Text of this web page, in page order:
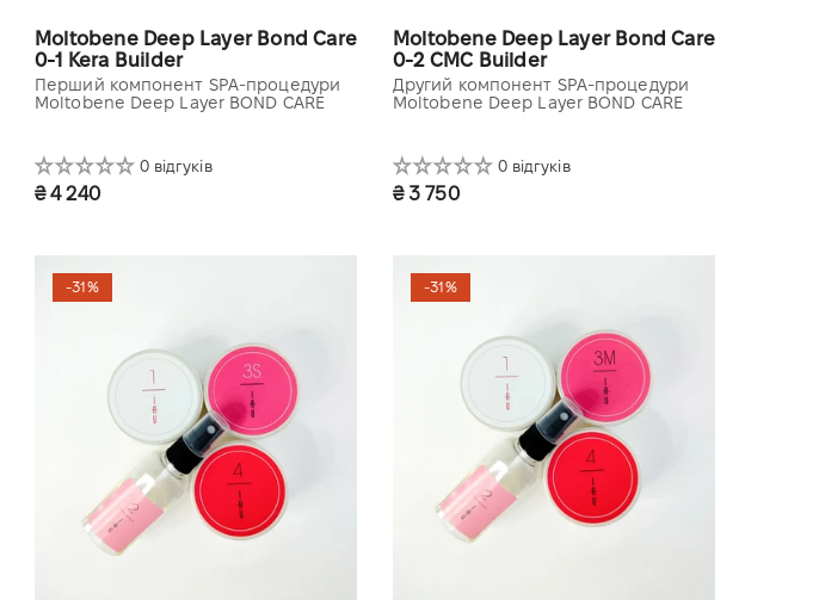
Moltobene Deep Layer Bond Care
0-1 Kera Builder
Перший компонент SPA-процедури
Moltobene Deep Layer BOND CARE
0 відгуків
₴ 4 240
Moltobene Deep Layer Bond Care
0-2 CMC Builder
Другий компонент SPA-процедури
Moltobene Deep Layer BOND CARE
0 відгуків
₴ 3 750
-31% -31%